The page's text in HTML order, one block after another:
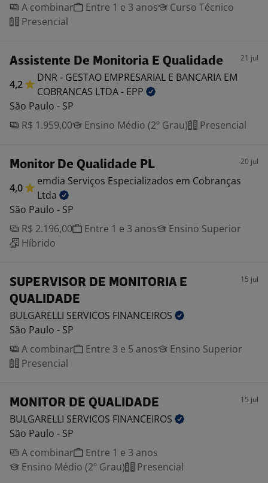
A combinar
Entre 1 e 3 anos
Curso Técnico
Presencial
Assistente De Monitoria E Qualidade 21 jul
4,2
DNR - GESTAO EMPRESARIAL E BANCARIA EM
COBRANCAS LTDA - EPP
São Paulo - SP
R$ 1.959,00
Ensino Médio (2º Grau) Presencial
Monitor De Qualidade PL 20 jul
4,0
emdia Serviços Especializados em Cobranças
Ltda
São Paulo - SP
R$ 2.196,00
Entre 1 e 3 anos
Ensino Superior
Híbrido
SUPERVISOR DE MONITORIA E
QUALIDADE
15 jul
BULGARELLI SERVICOS FINANCEIROS
São Paulo - SP
A combinar
Entre 3 e 5 anos
Ensino Superior
Presencial
MONITOR DE QUALIDADE 15 jul
BULGARELLI SERVICOS FINANCEIROS
São Paulo - SP
A combinar
Entre 1 e 3 anos
Ensino Médio (2º Grau)
Presencial